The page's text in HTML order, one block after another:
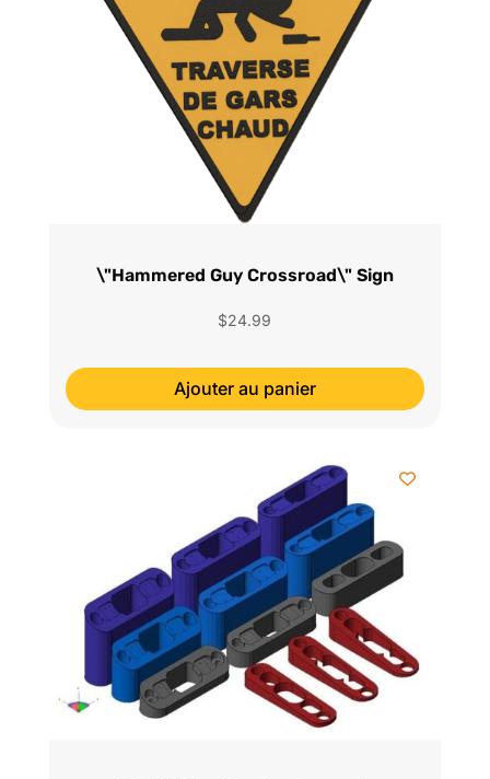
\"Hammered Guy Crossroad\" Sign
$24.99
Ajouter au panier